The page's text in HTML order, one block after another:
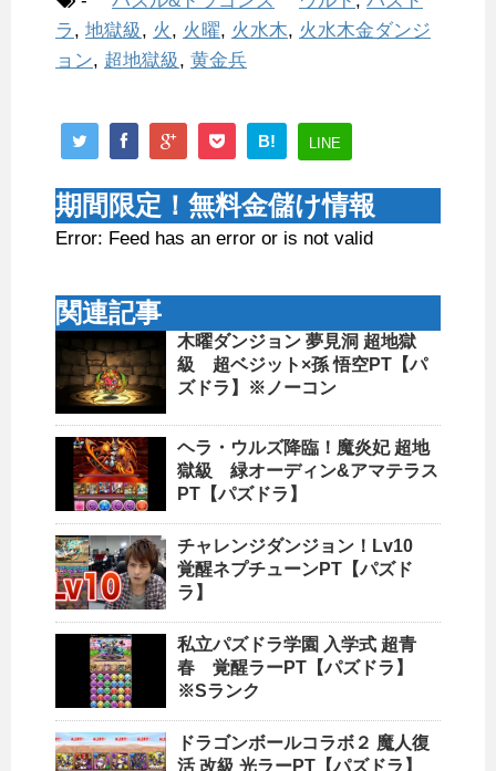
ラ , 地獄級, 火, 火曜, 火水木, 火水木金ダンジ
ョン, 超地獄級, 黄金兵
B! LINE
期間限定！無料金儲け情報
Error: Feed has an error or is not valid
関連記事
木曜ダンジョン 夢見洞 超地獄
級 超ベジット×孫 悟空PT【パ
ズドラ】※ノーコン
ヘラ・ウルズ降臨！魔炎妃 超地
獄級 緑オーディン&アマテラス
PT【パズドラ】
チャレンジダンジョン！Lv10
覚醒ネプチューンPT【パズド
ラ】
私立パズドラ学園 入学式 超青
春 覚醒ラーPT【パズドラ】
※Sランク
ドラゴンボールコラボ２ 魔人復
活 改級 光ラーPT【パズドラ】